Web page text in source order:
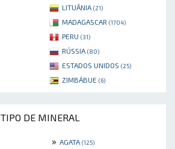
LITUÂNIA (21)
MADAGASCAR (1704)
PERU (31)
RÚSSIA (80)
ESTADOS UNIDOS (25)
ZIMBÁBUE (6)
TIPO DE MINERAL
» AGATA (125)